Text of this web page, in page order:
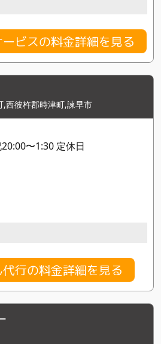
ビスの料金詳細を見る
西彼杵郡時津町,諫早市
〜1:30 定休日
行の料金詳細を見る